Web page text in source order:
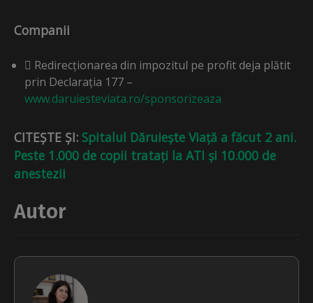
Companii
 Redirecționarea din impozitul pe profit deja plătit
prin Declarația 177 –
www.daruiesteviata.ro/sponsorizeaza
CITEȘTE ȘI: Spitalul Dăruiește Viață a făcut 2 ani.
Peste 1.000 de copii tratați la ATI și 10.000 de
anestezii
Autor